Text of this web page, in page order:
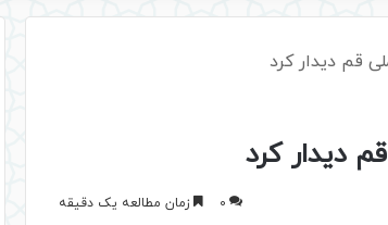
قم دیدار کرد
دیدار کرد
0 زمان مطالعه یک دقیقه